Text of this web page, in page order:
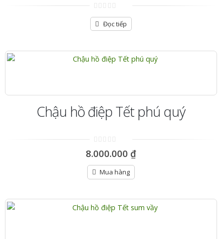
0
out
of
Đọc tiếp
Chậu hồ điệp Tết phú quý
0
out
5
8.000.000 ₫
Mua hàng